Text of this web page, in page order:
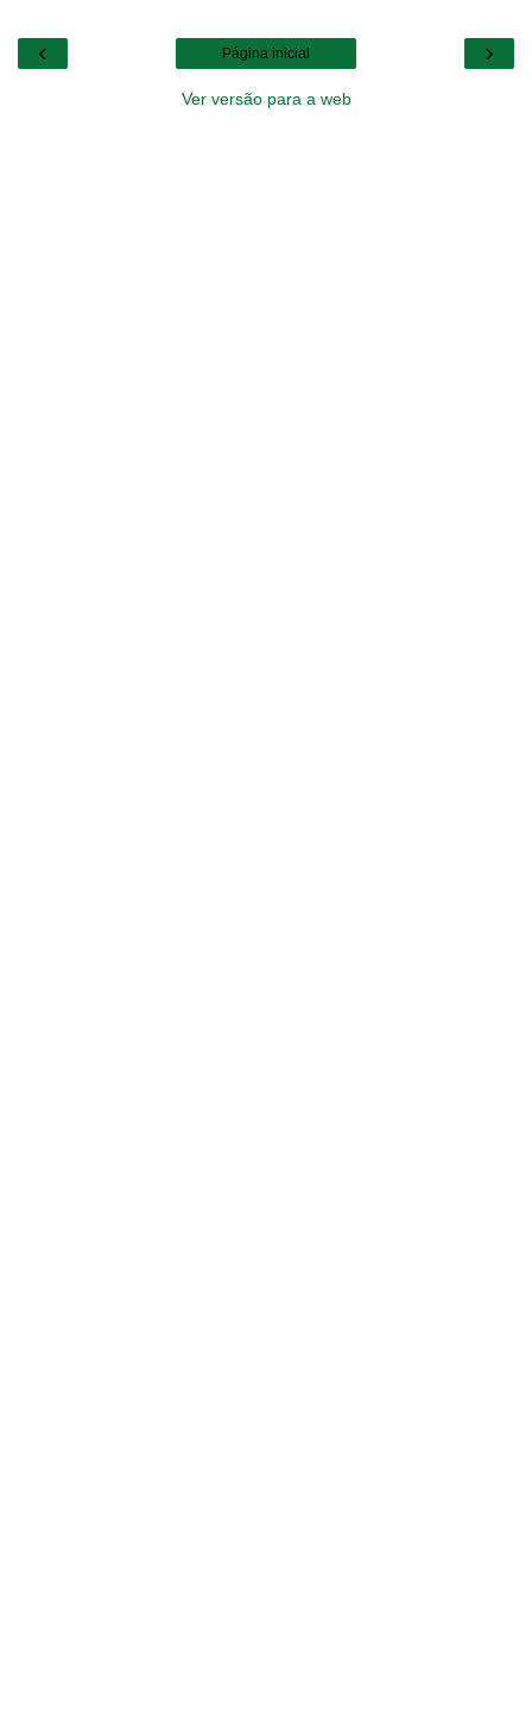
‹ ›
Página inicial
Ver versão para a web